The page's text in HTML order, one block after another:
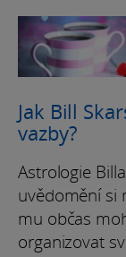
Jak Bill
vazby?
Astrologie
uvědomění si
mu občas
organizovat